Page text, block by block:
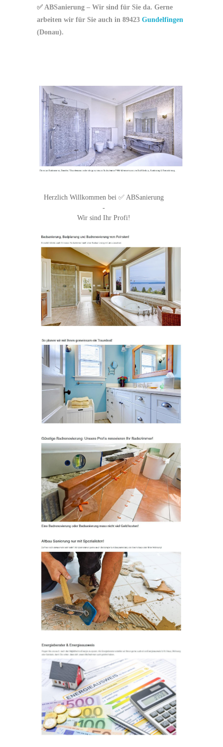
✅ ABSanierung – Wir sind für Sie da. Gerne
arbeiten wir für Sie auch in 89423 Gundelfingen
(Donau).
Herzlich Willkommen bei ✅ ABSanierung
-
Wir sind Ihr Profi!